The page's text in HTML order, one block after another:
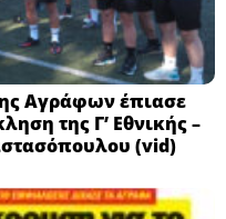
Αγράφων έπιασε
της Γ’ Εθνικής –
(vid)